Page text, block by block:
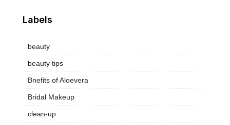
Labels
beauty
beauty tips
Bnefits of Aloevera
Bridal Makeup
clean-up